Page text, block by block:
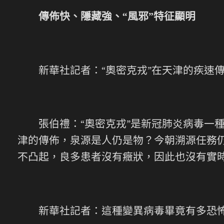
傳佈快、隱藏強、“風邪”特征顯明
新華社記者：“奧密克戎”在天津的疾速
張伯禮：“奧密克戎”是新冠肺炎病毒一種
津的傳佈，泉源是人仍是物？今朝溯源任務
不凸起，良多患者沒有癥狀，因此也沒有實
新華社記者：這種變異病毒畢竟有多恐